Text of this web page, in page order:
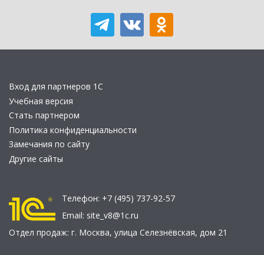
Вход для партнеров 1С
Учебная версия
Стать партнером
Политика конфиденциальности
Замечания по сайту
Другие сайты
Телефон: +7 (495) 737-92-57
Email: site_v8@1c.ru
Отдел продаж: г. Москва, улица Селезнёвская, дом 21